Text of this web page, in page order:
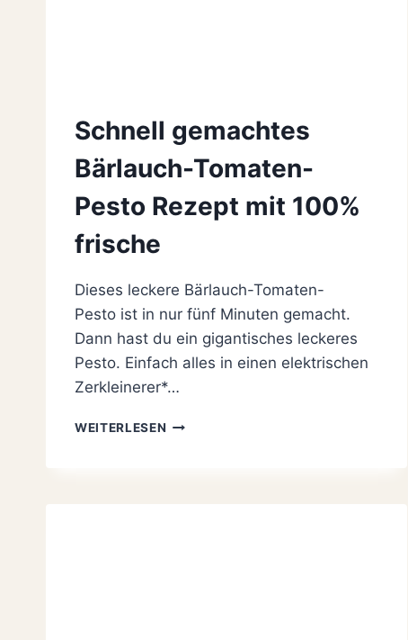
Schnell gemachtes
Bärlauch-Tomaten-
Pesto Rezept mit 100%
frische
Dieses leckere Bärlauch-Tomaten-
Pesto ist in nur fünf Minuten gemacht.
Dann hast du ein gigantisches leckeres
Pesto. Einfach alles in einen elektrischen
Zerkleinerer*…
WEITERLESEN SCHNELL